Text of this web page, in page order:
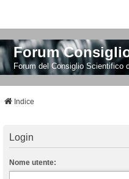
Forum
Forum del Consiglio Scientifico
Indice
Login
Nome utente: